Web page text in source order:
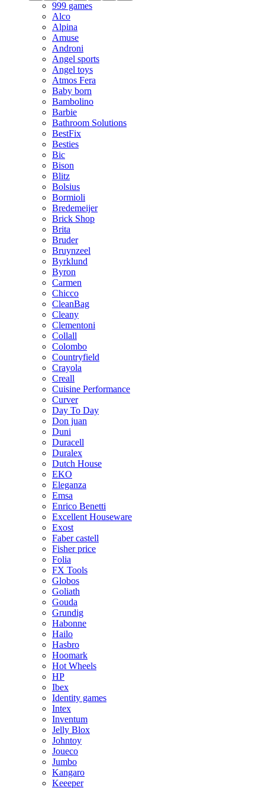
999 games
Alco
Alpina
Amuse
Androni
Angel sports
Angel toys
Atmos Fera
Baby born
Bambolino
Barbie
Bathroom Solutions
BestFix
Besties
Bic
Bison
Blitz
Bolsius
Bormioli
Bredemeijer
Brick Shop
Brita
Bruder
Bruynzeel
Byrklund
Byron
Carmen
Chicco
CleanBag
Cleany
Clementoni
Collall
Colombo
Countryfield
Crayola
Creall
Cuisine Performance
Curver
Day To Day
Don juan
Duni
Duracell
Duralex
Dutch House
EKO
Eleganza
Emsa
Enrico Benetti
Excellent Houseware
Exost
Faber castell
Fisher price
Folia
FX Tools
Globos
Goliath
Gouda
Grundig
Habonne
Hailo
Hasbro
Hoomark
Hot Wheels
HP
Ibex
Identity games
Intex
Inventum
Jelly Blox
Johntoy
Joueco
Jumbo
Kangaro
Keeeper